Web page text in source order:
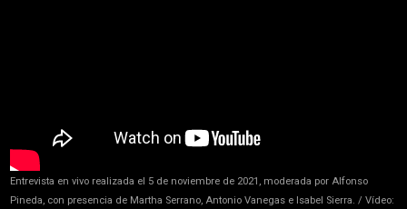
Entrevista en vivo realizada el 5 de noviembre de 2021, moderada por Alfonso
Pineda, con presencia de Martha Serrano, Antonio Vanegas e Isabel Sierra. / Vídeo: